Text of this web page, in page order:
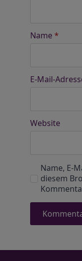
Name *
E-Mail-
Website
Name, E-
diesem